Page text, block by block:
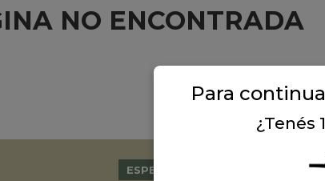
NO ENCONTRADA
ESPECIALES
Para
¿Tenés